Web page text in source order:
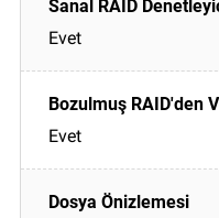
Evet
Evet